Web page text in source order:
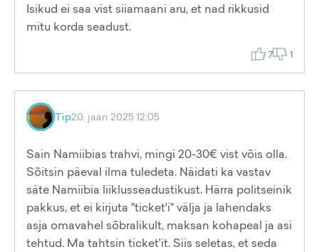
Isikud ei saa vist siiamaani aru, et nad rikkusid
mitu korda seadust.
7 1
Tip20. jaan 2025 12:05
Sain Namiibias trahvi, mingi 20-30€ vist võis olla.
Sõitsin päeval ilma tuledeta. Näidati ka vastav
säte Namiibia liiklusseadustikust. Härra politseinik
pakkus, et ei kirjuta "ticket'i" välja ja lahendaks
asja omavahel sõbralikult, maksan kohapeal ja asi
tehtud. Ma tahtsin ticket'it. Siis seletas, et seda